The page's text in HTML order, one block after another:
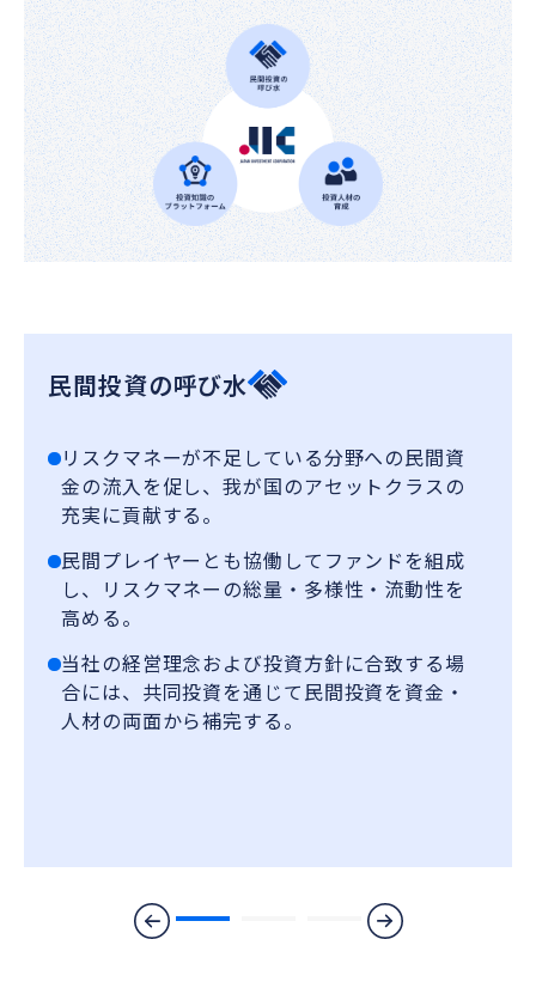
民間投資の呼び水
リスクマネーが不足している分野への民間資
金の流入を促し、我が国のアセットクラスの
充実に貢献する。
民間プレイヤーとも協働してファンドを組成
し、リスクマネーの総量・多様性・流動性を
高める。
当社の経営理念および投資方針に合致する場
合には、共同投資を通じて民間投資を資金・
人材の両面から補完する。